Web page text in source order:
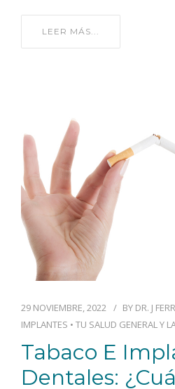
LEER MÁS...
29 NOVIEMBRE, 2022 BY DR. J
IMPLANTES • TU SALUD GENERAL Y
Tabaco E
Dentales: